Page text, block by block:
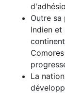
Outre
Indien et
La